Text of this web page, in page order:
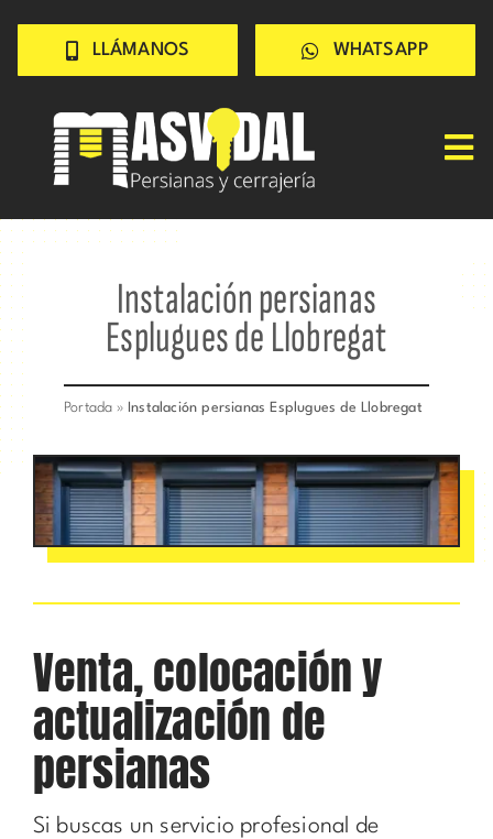
Saltar
contenido
LLÁMANOS WHATSAPP
Inicio
CERRAJERÍA
TRABAJOS
CONSEJOS
Contacto rápido
Instalación persianas
Esplugues de Llobregat
Portada » Instalación persianas Esplugues de Llobregat
Venta, colocación y
actualización de
persianas
Si buscas un servicio profesional de